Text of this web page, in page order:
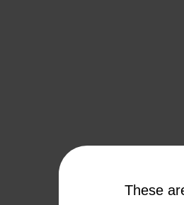
These